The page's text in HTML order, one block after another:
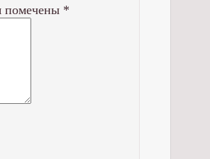
помечены *